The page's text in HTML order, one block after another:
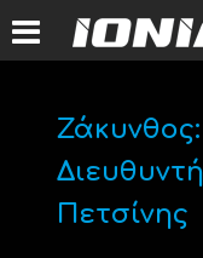
Πετσίνης